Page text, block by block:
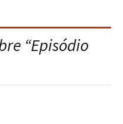
“Episódio